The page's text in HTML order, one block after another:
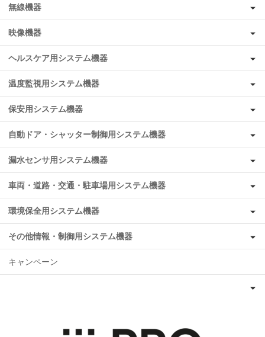
無線機器
映像機器
ヘルスケア用システム機器
温度監視用システム機器
保安用システム機器
自動ドア・シャッター制御用システム機器
漏水センサ用システム機器
車両・道路・交通・駐車場用システム機器
環境保全用システム機器
その他情報・制御用システム機器
キャンペーン